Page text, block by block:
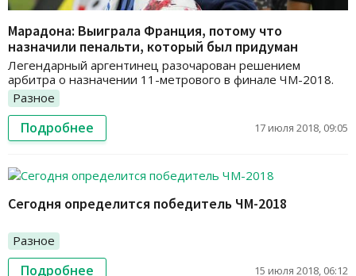
Марадона: Выиграла Франция, потому что
назначили пенальти, который был придуман
Легендарный аргентинец разочарован решением
арбитра о назначении 11-метрового в финале ЧМ-2018.
Разное
Подробнее 17 июля 2018, 09:05
Cегодня определится победитель ЧМ-2018
Разное
Подробнее 15 июля 2018, 06:12